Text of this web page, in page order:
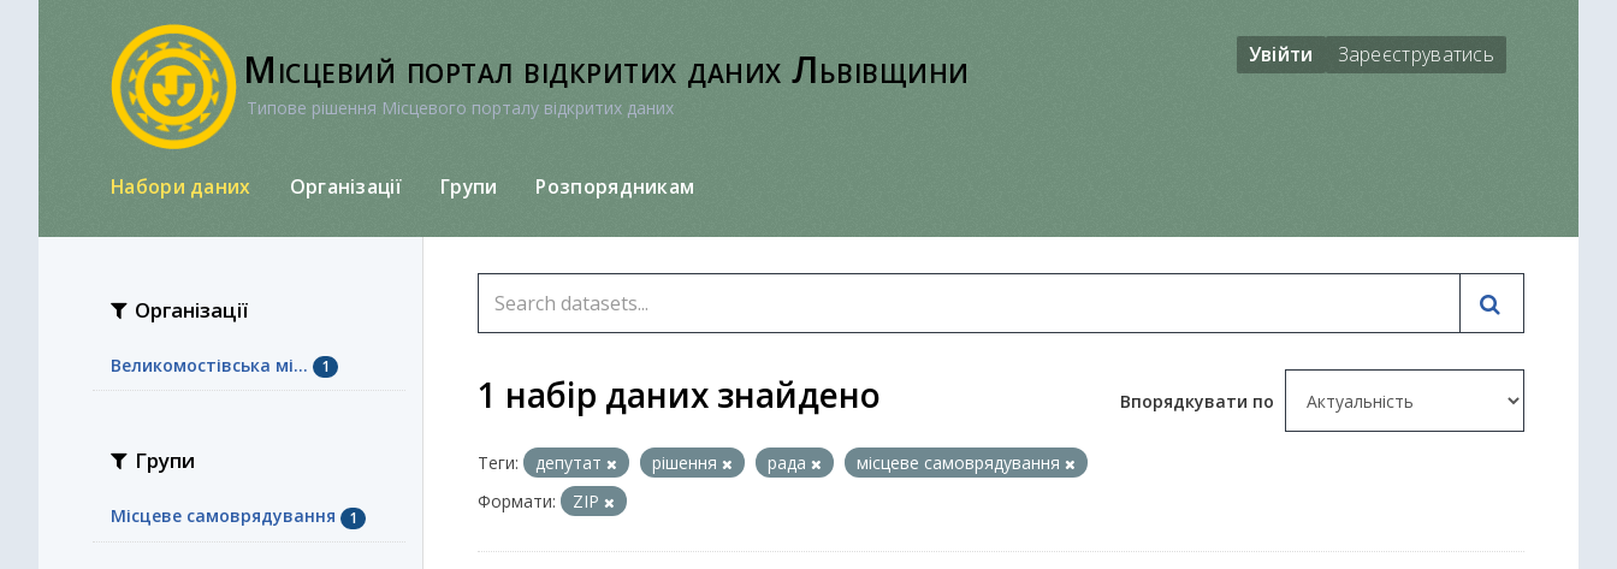
Місцевий портал відкритих даних Львівщини
Типове рішення Місцевого порталу відкритих даних
Увійти Зареєструватись
Набори даних Організації Групи Розпорядникам
Організації
Великомостівська мі... 1
Групи
Місцеве самоврядування 1
Впорядкувати по
1 набір даних знайдено
Теги: депутат рішення рада
місцеве самоврядування
Формати:
ZIP